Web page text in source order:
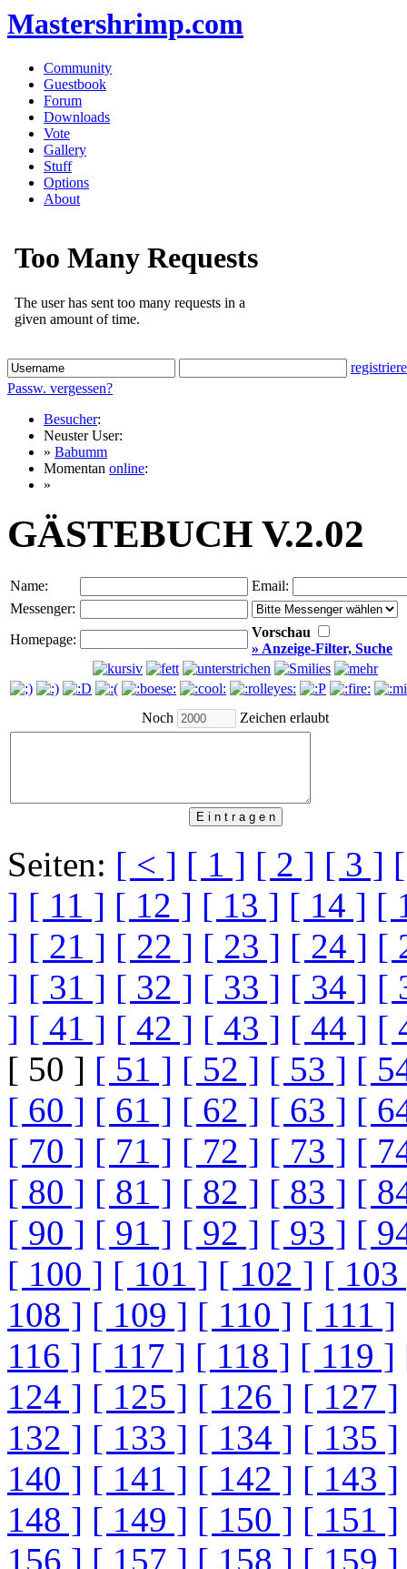
Mastershrimp.com
Community
Guestbook
Forum
Downloads
Vote
Gallery
Stuff
Options
About
Passw. vergessen?
Besucher:
Neuster User:
» Babumm
Momentan online:
»
GÄSTEBUCH V.2.02
Name:
Email:
Messenger:
Homepage:
Vorschau
» Anzeige-Filter, Suche
Noch Zeichen erlaubt
Seiten: [ < ] [ 1 ] [ 2 ] [ 3 ]
] [ 11 ] [ 12 ] [ 13 ] [ 14 ] [
] [ 21 ] [ 22 ] [ 23 ] [ 24 ] [
] [ 31 ] [ 32 ] [ 33 ] [ 34 ] [
] [ 41 ] [ 42 ] [ 43 ] [ 44 ] [
[ 50 ] [ 51 ] [ 52 ] [ 53 ] [
[ 60 ] [ 61 ] [ 62 ] [ 63 ] [
[ 70 ] [ 71 ] [ 72 ] [ 73 ] [
[ 80 ] [ 81 ] [ 82 ] [ 83 ] [
[ 90 ] [ 91 ] [ 92 ] [ 93 ] [
[ 100 ] [ 101 ] [ 102 ] [
108 ] [ 109 ] [ 110 ] [ 111 ]
116 ] [ 117 ] [ 118 ] [ 119 ]
124 ] [ 125 ] [ 126 ] [ 127 ]
132 ] [ 133 ] [ 134 ] [ 135 ]
140 ] [ 141 ] [ 142 ] [ 143 ]
148 ] [ 149 ] [ 150 ] [ 151 ]
156 ] [ 157 ] [ 158 ] [ 159 ]